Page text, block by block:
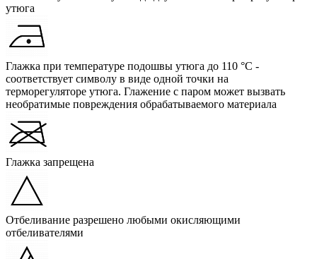
утюга
Глажка при температуре подошвы утюга до 110 °C -
соответствует символу в виде одной точки на
терморегуляторе утюга. Глажение с паром может вызвать
необратимые повреждения обрабатываемого материала
Глажка запрещена
Отбеливание разрешено любыми окисляющими
отбеливателями